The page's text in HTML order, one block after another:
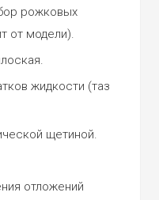
рожковых
от модели).
жидкости (таз
щетиной.
отложений